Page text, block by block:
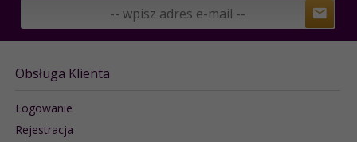
Obsługa Klienta
Logowanie
Rejestracja